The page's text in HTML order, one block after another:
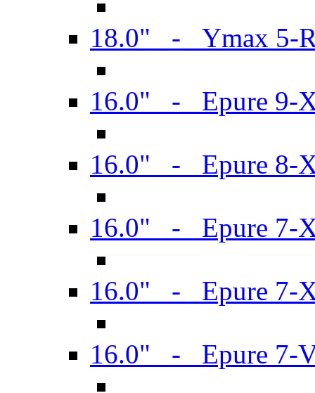
18.0" - Ymax 5-
16.0" - Epure 9-
16.0" - Epure 8-
16.0" - Epure 7-
16.0" - Epure 7-
16.0" - Epure 7-